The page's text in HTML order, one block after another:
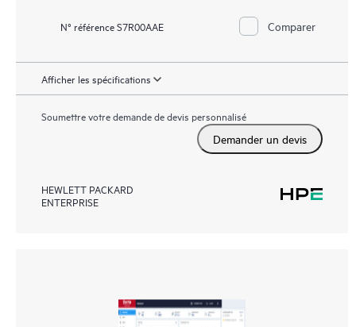
N° référence S7R00AAE Comparer
Afficher les spécifications
Soumettre votre demande de devis personnalisé
Demander un devis
HEWLETT PACKARD
ENTERPRISE